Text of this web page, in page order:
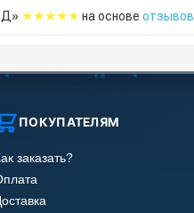
★★★★★ на основе отзывов
ПОКУПАТЕЛЯМ
заказать?